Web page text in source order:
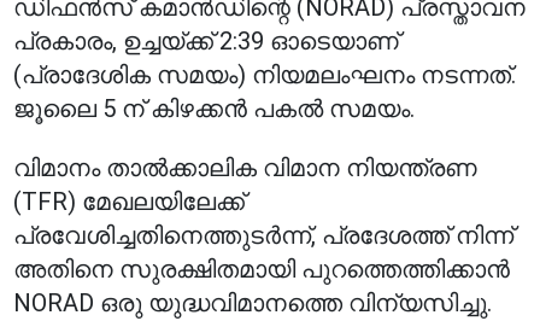
ഡിഫൻസ് കമാൻഡിന്റെ (NORAD) പ്രസ്താവന
പ്രകാരം, ഉച്ചയ്ക്ക് 2:39 ഓടെയാണ്
(പ്രാദേശിക സമയം) നിയമലംഘനം നടന്നത്.
ജൂലൈ 5 ന് കിഴക്കൻ പകൽ സമയം.
വിമാനം താൽക്കാലിക വിമാന നിയന്ത്രണ
(TFR) മേഖലയിലേക്ക്
പ്രവേശിച്ചതിനെത്തുടർന്ന്, പ്രദേശത്ത് നിന്ന്
അതിനെ സുരക്ഷിതമായി പുറത്തെത്തിക്കാൻ
NORAD ഒരു യുദ്ധവിമാനത്തെ വിന്യസിച്ചു.